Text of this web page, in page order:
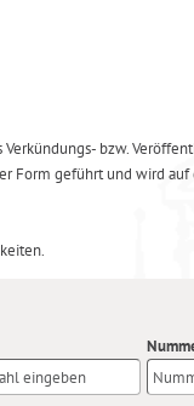
bzw.
Form geführt und wird